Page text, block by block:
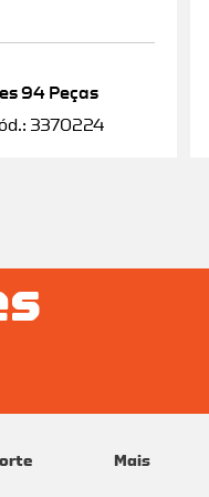
94 Peças
3370224
Mais